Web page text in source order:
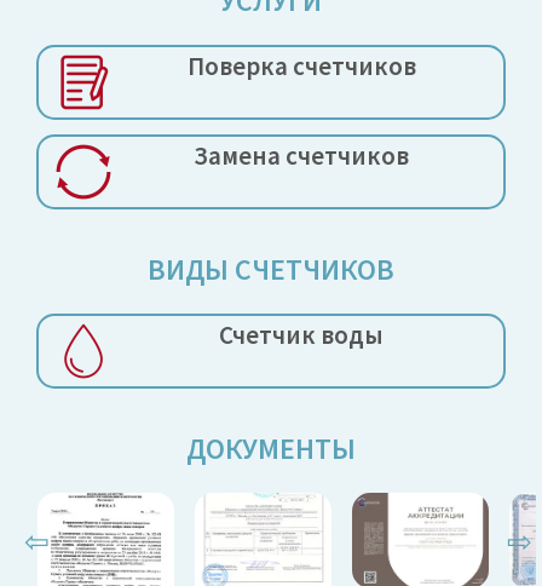
Поверка счетчиков
Замена счетчиков
ВИДЫ СЧЕТЧИКОВ
Счетчик воды
ДОКУМЕНТЫ
⇦ ⇨